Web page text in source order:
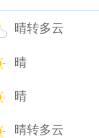
晴转多云
晴
晴
晴转多云